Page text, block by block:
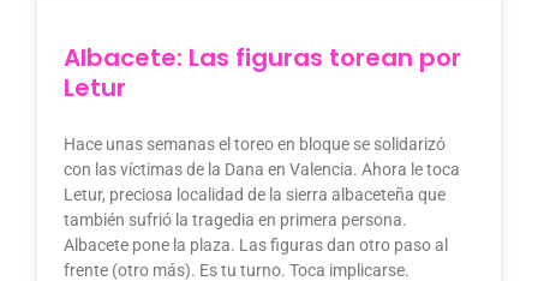
Albacete: Las figuras torean por
Letur
Hace unas semanas el toreo en bloque se solidarizó
con las víctimas de la Dana en Valencia. Ahora le toca
Letur, preciosa localidad de la sierra albaceteña que
también sufrió la tragedia en primera persona.
Albacete pone la plaza. Las figuras dan otro paso al
frente (otro más). Es tu turno. Toca implicarse.